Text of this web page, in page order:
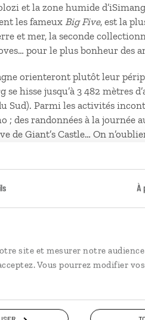
À
site et mesurer notre
Vous pourrez modifier
et la zone humide
les fameuxBig Five, est la
et mer, la seconde
pour le plus bonheur des
orienteront plutôt leur
se hisse jusqu’à 3 482 mètres
Sud). Parmi les activités
; des randonnées à la journée
de Giant’s Castle… On
ancienne du Drakensberg
voisines
où il fait bon vivre, les
souvent le point de
idéale du Cap, entre océan et
à tous grâce à un
et on a alors qu’une seule